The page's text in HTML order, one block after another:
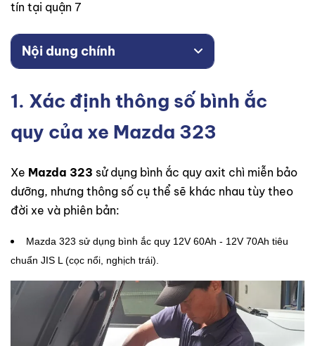
tín tại quận 7
Nội dung chính
1. Xác định thông số bình ắc
quy của xe Mazda 323
Xe Mazda 323 sử dụng bình ắc quy axit chì miễn bảo
dưỡng, nhưng thông số cụ thể sẽ khác nhau tùy theo
đời xe và phiên bản:
Mazda 323 sử dụng bình ắc quy 12V 60Ah - 12V 70Ah tiêu
chuẩn JIS L (cọc nổi, nghịch trái).